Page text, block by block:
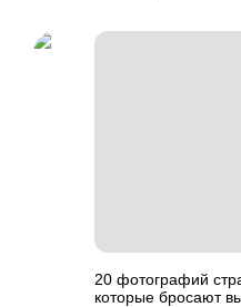
20 фотографий
которые бросают